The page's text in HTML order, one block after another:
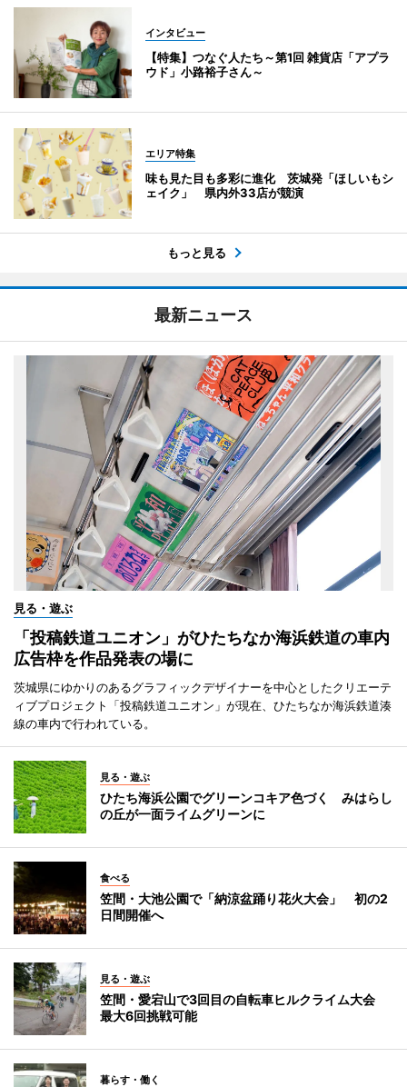
インタビュー
【特集】つなぐ人たち～第1回 雑貨店「アプラ
ウド」小路裕子さん～
エリア特集
味も見た目も多彩に進化 茨城発「ほしいもシ
ェイク」 県内外33店が競演
もっと見る
最新ニュース
見る・遊ぶ
「投稿鉄道ユニオン」がひたちなか海浜鉄道の車内
広告枠を作品発表の場に
茨城県にゆかりのあるグラフィックデザイナーを中心としたクリエーテ
ィブプロジェクト「投稿鉄道ユニオン」が現在、ひたちなか海浜鉄道湊
線の車内で行われている。
見る・遊ぶ
ひたち海浜公園でグリーンコキア色づく みはらし
の丘が一面ライムグリーンに
食べる
笠間・大池公園で「納涼盆踊り花火大会」 初の2
日間開催へ
見る・遊ぶ
笠間・愛宕山で3回目の自転車ヒルクライム大会
最大6回挑戦可能
暮らす・働く